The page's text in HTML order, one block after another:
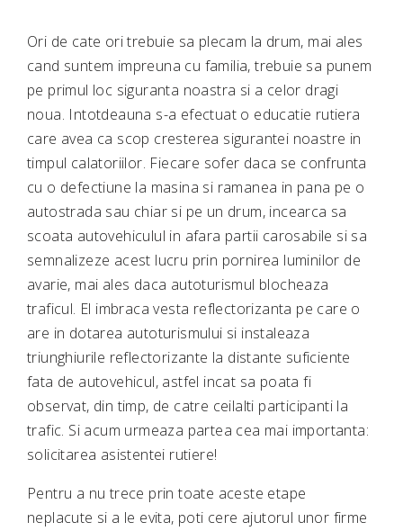
Ori de cate ori trebuie sa plecam la drum, mai ales
cand suntem impreuna cu familia, trebuie sa punem
pe primul loc siguranta noastra si a celor dragi
noua. Intotdeauna s-a efectuat o educatie rutiera
care avea ca scop cresterea sigurantei noastre in
timpul calatoriilor. Fiecare sofer daca se confrunta
cu o defectiune la masina si ramanea in pana pe o
autostrada sau chiar si pe un drum, incearca sa
scoata autovehiculul in afara partii carosabile si sa
semnalizeze acest lucru prin pornirea luminilor de
avarie, mai ales daca autoturismul blocheaza
traficul. El imbraca vesta reflectorizanta pe care o
are in dotarea autoturismului si instaleaza
triunghiurile reflectorizante la distante suficiente
fata de autovehicul, astfel incat sa poata fi
observat, din timp, de catre ceilalti participanti la
trafic. Si acum urmeaza partea cea mai importanta:
solicitarea asistentei rutiere!
Pentru a nu trece prin toate aceste etape
neplacute si a le evita, poti cere ajutorul unor firme